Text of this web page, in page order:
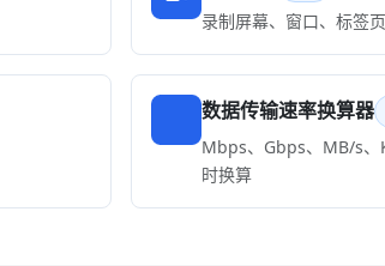
录制屏幕、窗口、标签
数据传输速率换算器
Mbps、Gbps、MB/s
时换算